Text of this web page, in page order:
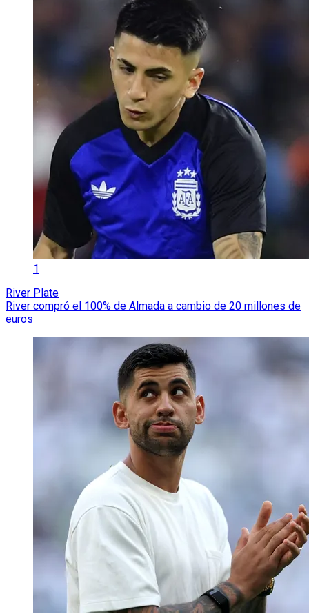
1
River Plate
River compró el 100% de Almada a cambio de 20 millones de
euros